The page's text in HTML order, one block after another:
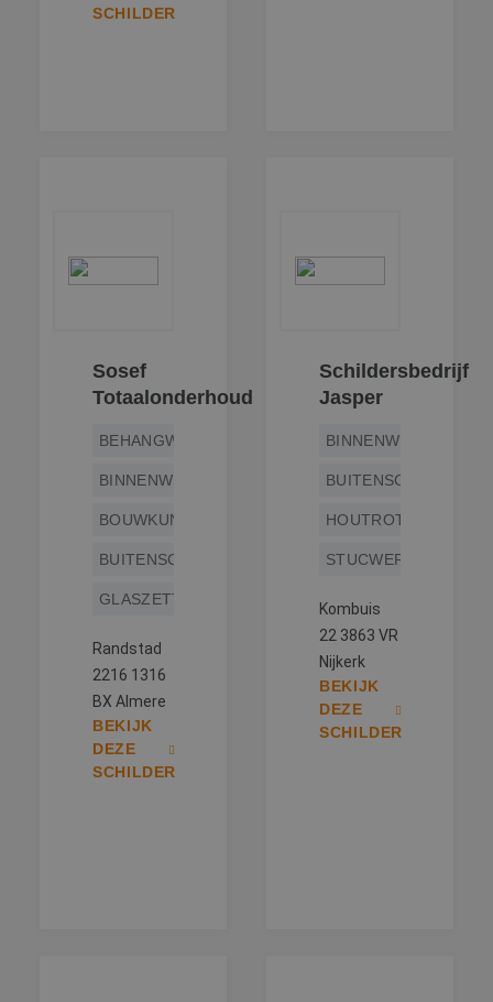
SCHILDER
Sosef
Totaalonderhoud
BEHANGWERK
BINNENWERK
BOUWKUNDIG
BUITENSCHILDERWERK
GLASZETTEN
Randstad
2216 1316
BX Almere
BEKIJK
DEZE
SCHILDER
Schildersbedrijf
Jasper
BINNENWERK
HOUTROTREPARATIE
STUCWERK
Kombuis
22 3863 VR
Nijkerk
BEKIJK
DEZE
SCHILDER